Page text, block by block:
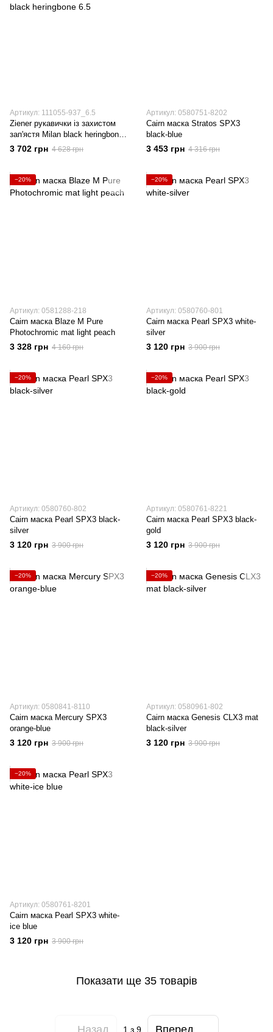
Артикул: 111055-937_6.5
Ziener рукавички із захистом
зап'ястя Milan black heringbone
6.5
3 702 грн 4 628 грн
Артикул: 0580751-8202
Cairn маска Stratos SPX3
black-blue
3 453 грн 4 316 грн
−20%
Артикул: 0581288-218
Cairn маска Blaze M Pure
Photochromic mat light peach
3 328 грн 4 160 грн
−20%
Артикул: 0580760-801
Cairn маска Pearl SPX3 white-
silver
3 120 грн 3 900 грн
−20%
Артикул: 0580760-802
Cairn маска Pearl SPX3 black-
silver
3 120 грн 3 900 грн
−20%
Артикул: 0580761-8221
Cairn маска Pearl SPX3 black-
gold
3 120 грн 3 900 грн
−20%
Артикул: 0580841-8110
Cairn маска Mercury SPX3
orange-blue
3 120 грн 3 900 грн
−20%
Артикул: 0580961-802
Cairn маска Genesis CLX3 mat
black-silver
3 120 грн 3 900 грн
−20%
Артикул: 0580761-8201
Cairn маска Pearl SPX3 white-
ice blue
3 120 грн 3 900 грн
Показати ще 35 товарів
Назад 1 з 9 Вперед